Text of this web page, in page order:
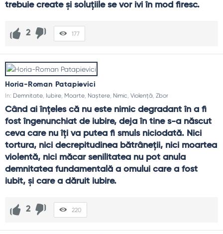
trebuie create şi soluţiile se vor ivi în mod firesc.
2 177
Horia-Roman Patapievici
In: Demnitate Iubire Moarte Naștere Nimic Violență Zbor
Când ai înţeles că nu este nimic degradant în a fi
fost îngenunchiat de iubire, deja în tine s-a născut
ceva care nu îţi va putea fi smuls niciodată. Nici
tortura, nici decrepitudinea bătrâneţii, nici moartea
violentă, nici măcar senilitatea nu pot anula
demnitatea fundamentală a omului care a fost
iubit, şi care a dăruit iubire.
2 220